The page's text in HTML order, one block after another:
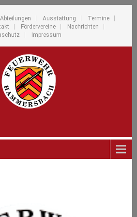
Abteilungen Ausstattung
Termine
Fördervereine
Nachrichten
Impressum